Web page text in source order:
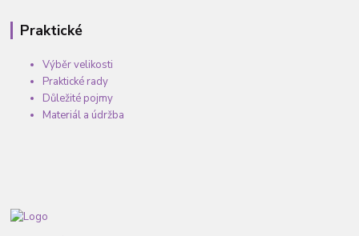
Praktické
Výběr velikosti
Praktické rady
Důležité pojmy
Materiál a údržba